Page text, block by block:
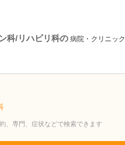
科/リハビリ科の 病院・クリニック
、専門、症状などで検索できます